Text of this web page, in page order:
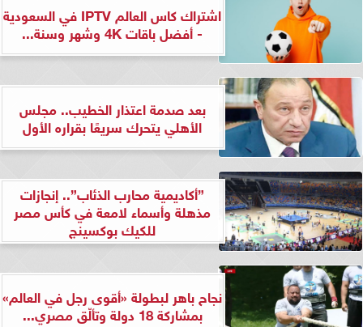
اشتراك كاس العالم IPTV في السعودية
- أفضل باقات 4K وشهر وسنة...
بعد صدمة اعتذار الخطيب.. مجلس
الأهلي يتحرك سريعًا بقراره الأول
”أكاديمية محارب الذئاب”.. إنجازات
مذهلة وأسماء لامعة في كأس مصر
للكيك بوكسينج
نجاح باهر لبطولة «أقوى رجل في العالم»
بمشاركة 18 دولة وتألّق مصري...